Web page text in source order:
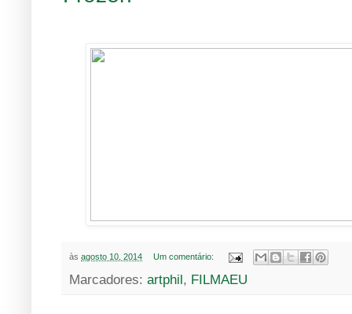
às agosto 10, 2014 Um comentário:
Marcadores: artphil , FILMAEU